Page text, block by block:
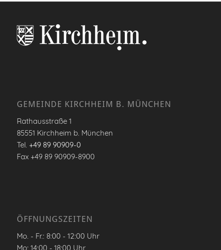
GEMEINDE KIRCHHEIM B. MÜNCHEN
Rathausstraße 1
85551 Kirchheim b. München
Tel. +49 89 90909-0
Fax +49 89 90909-8900
ÖFFNUNGSZEITEN
Mo. - Fr.: 8:00 - 12:00 Uhr
Mo: 14:00 - 18:00 Uhr